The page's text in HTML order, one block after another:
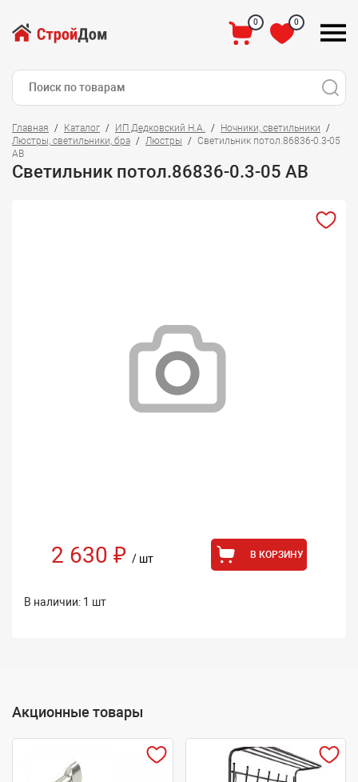
0 0
Главная Каталог ИП Дедковский Н.А.
Ночники, светильники
Люстры, светильники, бра
Люстры
Светильник потол.86836-0.3-05
АВ
Светильник потол.86836-0.3-05 АВ
2 630 ₽ / шт В КОРЗИНУ
В наличии: 1 шт
Акционные товары